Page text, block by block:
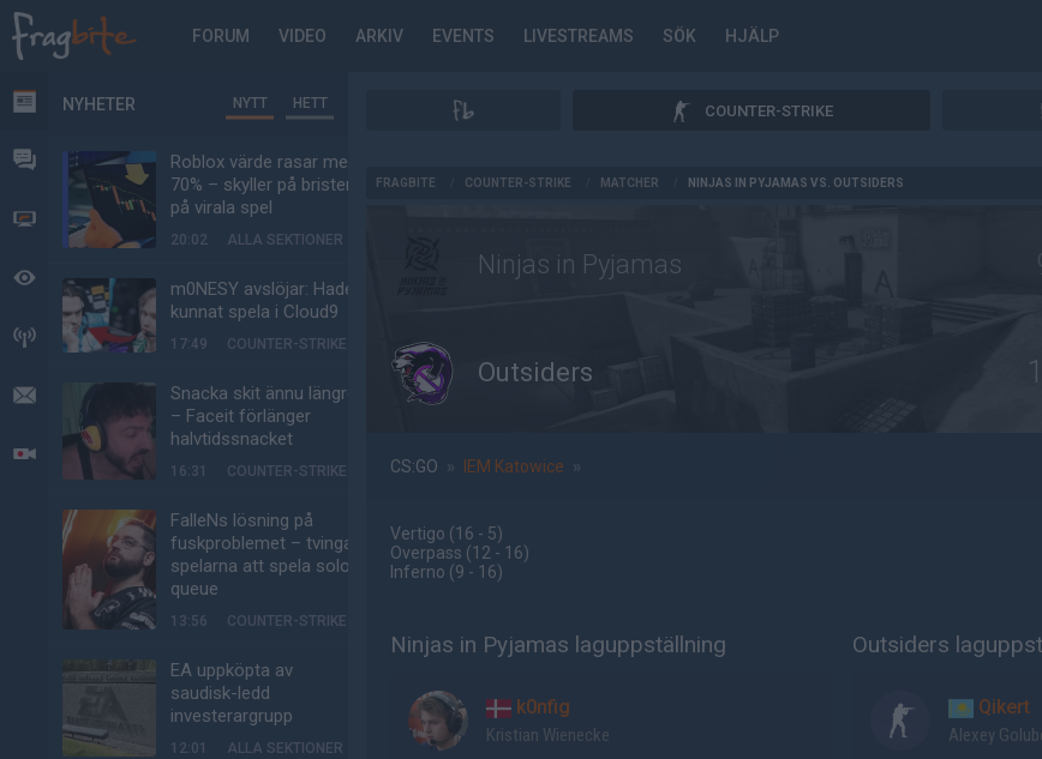
FORUM VIDEO ARKIV EVENTS LIVESTREAMS SÖK HJÄLP
NYHETER
FORUM
VIDEO
BEVAKAT
HÄNDELSER
MEDDELANDEN
LIVESÄNDNINGAR
NYHETER NYTT HETT
Roblox värde rasar med
70% – skyller på bristen
på virala spel
20:02 ALLA SEKTIONER
m0NESY avslöjar: Hade
kunnat spela i Cloud9
17:49 COUNTER-STRIKE
Snacka skit ännu längre
– Faceit förlänger
halvtidssnacket
16:31 COUNTER-STRIKE
FalleNs lösning på
fuskproblemet – tvinga
spelarna att spela solo-
queue
13:56 COUNTER-STRIKE
EA uppköpta av
saudisk-ledd
investerargrupp
12:01 ALLA SEKTIONER
COUNTER-STRIKE
FRAGBITE COUNTER-STRIKE MATCHER NINJAS IN PYJAMAS VS. OUTSIDERS
Ninjas in Pyjamas
Outsiders
CS:GO » IEM Katowice »
Vertigo (16 - 5)
Overpass (12 - 16)
Inferno (9 - 16)
Ninjas in Pyjamas laguppställning
k0nfig
Kristian Wienecke
Outsiders
Qikert
Alexey